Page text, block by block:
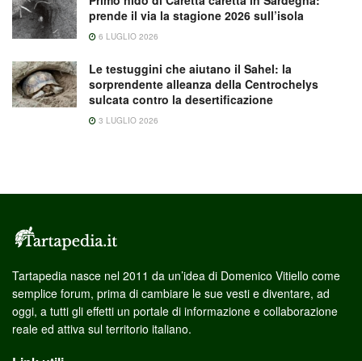
prende il via la stagione 2026 sull’isola
6 LUGLIO 2026
Le testuggini che aiutano il Sahel: la
sorprendente alleanza della Centrochelys
sulcata contro la desertificazione
3 LUGLIO 2026
Tartapedia nasce nel 2011 da un’idea di Domenico Vitiello come
semplice forum, prima di cambiare le sue vesti e diventare, ad
oggi, a tutti gli effetti un portale di informazione e collaborazione
reale ed attiva sul territorio italiano.